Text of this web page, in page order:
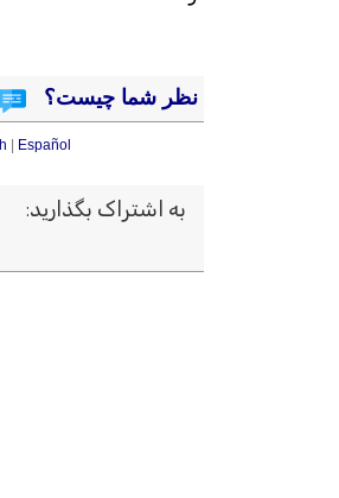
نظر شما چیست؟
Español
به اشتراک بگذارید: